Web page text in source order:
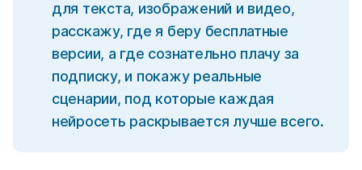
для текста, изображений и видео,
расскажу, где я беру бесплатные
версии, а где сознательно плачу за
подписку, и покажу реальные
сценарии, под которые каждая
нейросеть раскрывается лучше всего.